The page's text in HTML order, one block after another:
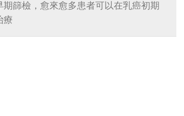
篩檢，愈來愈多患者可以在乳癌初期
療